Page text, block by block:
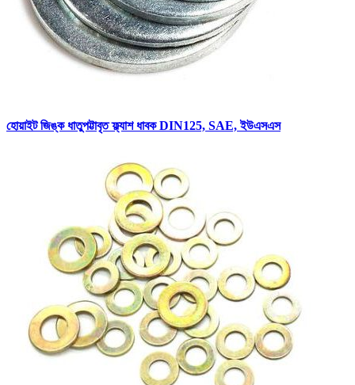
হোয়াইট জিঙ্ক ধাতুপট্টাবৃত ফ্ল্যাশ ধাবক DIN125, SAE, ইউএসএস